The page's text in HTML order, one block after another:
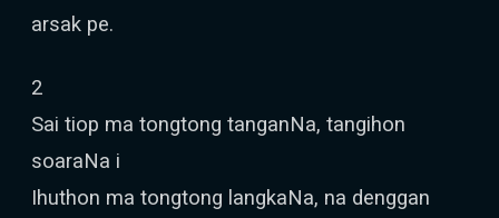
arsak pe.
2
Sai tiop ma tongtong tanganNa, tangihon
soaraNa i
Ihuthon ma tongtong langkaNa, na denggan